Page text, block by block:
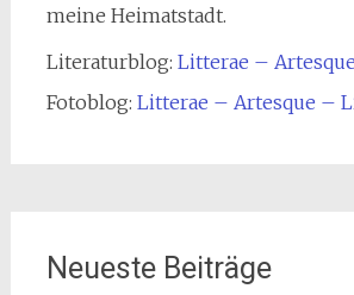
meine Heimatstadt.
Literaturblog: Litterae – Artesque
Fotoblog: Litterae – Artesque –
Neueste Beiträge